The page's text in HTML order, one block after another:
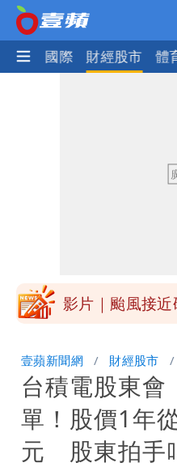
社會 國際 財經股市 體
署：本島陸警機
白海豚降雨注
慧芝：今年的
影片｜颱風接
策高層牽涉其
柯文哲陪媽媽
我最重要的一
慈濟內部信流
壹蘋新聞網 財經股市
台積電股東會
單！股價1年
元 股東拍手